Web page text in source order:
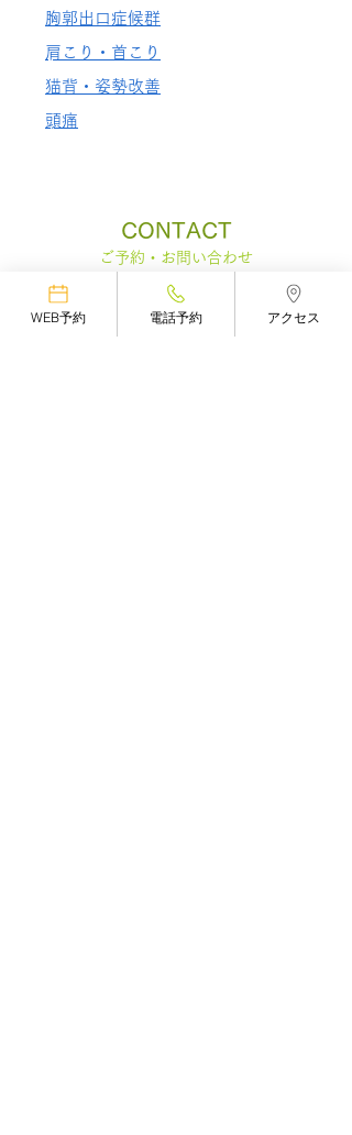
​胸郭出口症候群
​肩こり・首こり
​猫背・姿勢改善
​頭痛
CONTACT
​ご予約・お問い合わせ
​電話またはメール・LINEにてご予約
WEB予約 電話予約 アクセス